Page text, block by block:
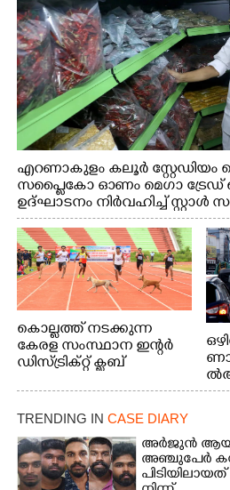
എറണാകുളം കലൂർ സ്റ്റേഡിയം
സപ്ളൈകോ ഓണം മെഗാ
ഉദ്ഘാടനം നിർവഹിച്ച് സ്റ്റാൾ
വി.ഡി. സതീശൻ. മന്ത്രി അനൂപ്
കൊല്ലത്ത് നടക്കുന്ന
കേരള സംസ്ഥാന ഇന്റർ
ഡിസ്ട്രിക്റ്റ് ക്ലബ്
ചാമ്പ്യൻഷിപ്പിൽ അണ്ടർ
20 ആൺകുട്ടികളുടെ 200
മത്സരത്തിനിടെ സിന്തറ്റിക്
ട്രാക്കിന് കുറുകെ ഓടുന്ന
നായകൾ.
ൽ
TRENDING IN CASE DIARY
അർജുൻ
അഞ്ചുപേർ